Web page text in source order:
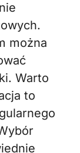
można
Warto
to